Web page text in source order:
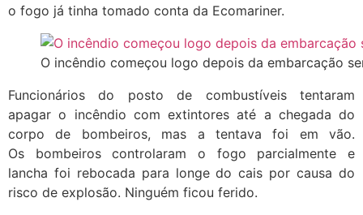
o fogo já tinha tomado conta da Ecomariner.
O incêndio começou logo depois da embarcação
Funcionários do posto de combustíveis tentaram
apagar o incêndio com extintores até a chegada do
corpo de bombeiros, mas a tentava foi em vão.
Os bombeiros controlaram o fogo parcialmente e
lancha foi rebocada para longe do cais por causa do
risco de explosão. Ninguém ficou ferido.